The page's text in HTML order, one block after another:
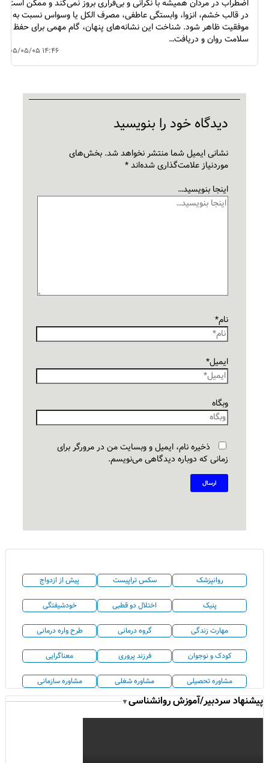
اضطراب در مردان همیشه با نگرانی و بی‌قراری بروز نمی‌کند و ممکن است
در قالب خشم، انزوا، وابستگی عاطفی، مصرف الکل یا وسواس نسبت به
موفقیت ظاهر شود. شناخت این نشانه‌های پنهان، گام مهمی برای حفظ
سلامت روان و دریافت…
۱۴۰۵/۰۵/۰۵ ۱۴:۴۶
دیدگاه‌ خود را بنویسید
نشانی ایمیل شما منتشر نخواهد شد. بخش‌های
موردنیاز علامت‌گذاری شده‌اند*
اینجا بنویسید…
نام*
ایمیل*
وبگاه
ذخیره نام، ایمیل و وبسایت من در مرورگر برای
زمانی که دوباره دیدگاهی می‌نویسم.
روانپزشک سکس تراپیست پیش از ازدواج
پنیک اختلال دو قطبی خودشیفتگی
مهارت زندگی گروه درمانی طرح واره درمانی
کودک و نوجوان فرزند پروری معناگرایی
مشاوره تحصیلی مشاوره شغلی مشاوره سازمانی
پیشنهاد سردبیر/آموزش روانشناسی▼